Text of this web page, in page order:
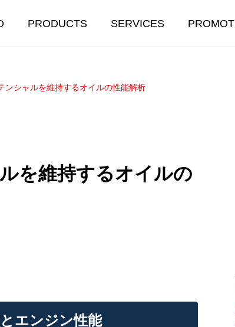
PRODUCTS SERVICES
＆
BODY CARE
ンシャルを維持するオイルの性能解析
を維持するオイルの
エンジン性能